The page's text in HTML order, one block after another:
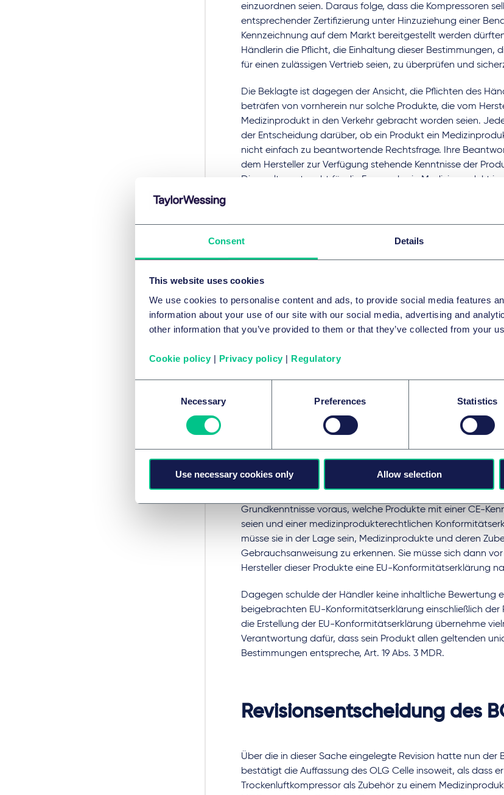
Consent Details
This website uses cookies
We use cookies to personalise content and ads, to provide social media features
information about your use of our site with our social media, advertising and
other information that you’ve provided to them or that they’ve collected from your
Cookie policy | Privacy policy | Regulatory
Necessary Preferences Statistics
Use necessary cookies only Allow selection
einzuordnen seien. Daraus folge, dass die Kompressoren
entsprechender Zertifizierung unter Hinzuziehung einer
Kennzeichnung auf dem Markt bereitgestellt werden
Händlerin die Pflicht, die Einhaltung dieser Bestimmungen,
für einen zulässigen Vertrieb seien, zu überprüfen und
Die Beklagte ist dagegen der Ansicht, die Pflichten des
beträfen von vornherein nur solche Produkte, die vom
Medizinprodukt in den Verkehr gebracht worden seien.
der Entscheidung darüber, ob ein Produkt ein
nicht einfach zu beantwortende Rechtsfrage. Ihre
dem Hersteller zur Verfügung stehende Kenntnisse der
Dies gelte erst recht für die Frage, ob ein Medizinprodukt in
der MDR einzuordnen sei. Diese Beurteilung könne von
der Berufungsinstanz
Das OLG Celle hatte in der Berufungsinstanz mit Urteil vom
Gebrauchsanweisung ergebenden medizinischen
Medizinprodukts im Sinne des Art. 2 Nr. 2 MDR qualifiziert
Die die Beklagte als Händlerin gemäß Art. 14 Abs. 1 und Abs.
Verpflichtung, vor dem Bereitstellen unter Anwendung
Konformitätserklärung für das Produkt ausgestellt worden
Grundkenntnisse voraus, welche Produkte mit einer CE-
seien und einer medizinprodukterechtlichen
müsse sie in der Lage sein, Medizinprodukte und deren
Gebrauchsanweisung zu erkennen. Sie müsse sich dann
Hersteller dieser Produkte eine EU-Konformitätserklärung
Dagegen schulde der Händler keine inhaltliche Bewertung
beigebrachten EU-Konformitätserklärung einschließlich der
die Erstellung der EU-Konformitätserklärung übernehme
Verantwortung dafür, dass sein Produkt allen geltenden
Bestimmungen entspreche, Art. 19 Abs. 3 MDR.
Revisionsentscheidung des
Über die in dieser Sache eingelegte Revision hatte nun der
bestätigt die Auffassung des OLG Celle insoweit, als dass
Trockenluftkompressor als Zubehör zu einem